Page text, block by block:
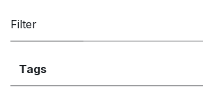
Filter
Tags